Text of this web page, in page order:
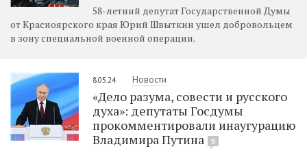
58-летний депутат Государственной Думы
от Красноярского края Юрий Швыткин ушел добровольцем
в зону специальной военной операции.
8.05.24 Новости
«Дело разума, совести и русского
духа»: депутаты Госдумы
прокомментировали инаугурацию
Владимира Путина
9